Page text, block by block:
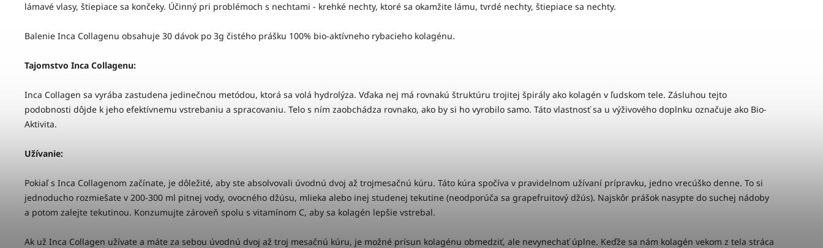
lámavé vlasy, štiepiace sa končeky. Účinný pri problémoch s nechtami - krehké nechty, ktoré sa okamžite lámu, tvrdé nechty, štiepiace sa nechty.
Balenie Inca Collagenu obsahuje 30 dávok po 3g čistého prášku 100% bio-aktívneho rybacieho kolagénu.
Tajomstvo Inca Collagenu:
Inca Collagen sa vyrába zastudena jedinečnou metódou, ktorá sa volá hydrolýza. Vďaka nej má rovnakú štruktúru trojitej špirály ako kolagén v ľudskom tele. Zásluhou tejto
podobnosti dôjde k jeho efektívnemu vstrebaniu a spracovaniu. Telo s ním zaobchádza rovnako, ako by si ho vyrobilo samo. Táto vlastnosť sa u výživového doplnku označuje ako Bio-
Aktivita.
Užívanie:
Pokiaľ s Inca Collagenom začínate, je dôležité, aby ste absolvovali úvodnú dvoj až trojmesačnú kúru. Táto kúra spočíva v pravidelnom užívaní prípravku, jedno vrecúško denne. To si
jednoducho rozmiešate v 200-300 ml pitnej vody, ovocného džúsu, mlieka alebo inej studenej tekutine (neodporúča sa grapefruitový džús). Najskôr prášok nasypte do suchej nádoby
a potom zalejte tekutinou. Konzumujte zároveň spolu s vitamínom C, aby sa kolagén lepšie vstrebal.
Ak už Inca Collagen užívate a máte za sebou úvodnú dvoj až troj mesačnú kúru, je možné prísun kolagénu obmedziť, ale nevynechať úplne. Keďže sa nám kolagén vekom z tela stráca